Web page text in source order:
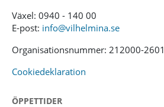
Växel: 0940 - 140 00
E-post: info@vilhelmina.se
Organisationsnummer: 212000-2601
Cookiedeklaration
ÖPPETTIDER